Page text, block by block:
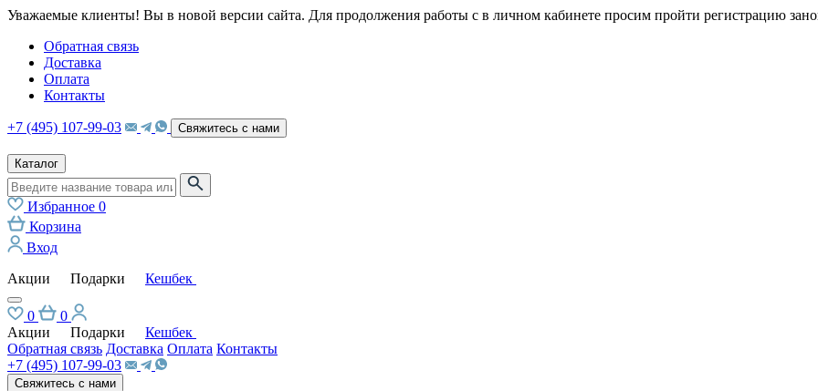
Уважаемые клиенты! Вы в новой версии сайта. Для продолжения работы с в личном кабинете просим пройти регистрацию
Обратная связь
Доставка
Оплата
Контакты
+7 (495) 107-99-03 Свяжитесь с нами
Каталог
Избранное 0
Корзина
Вход
Акции
Подарки Кешбек
0
0
Акции
Подарки
Кешбек
Обратная связь Доставка Оплата Контакты
+7 (495) 107-99-03
Свяжитесь с нами